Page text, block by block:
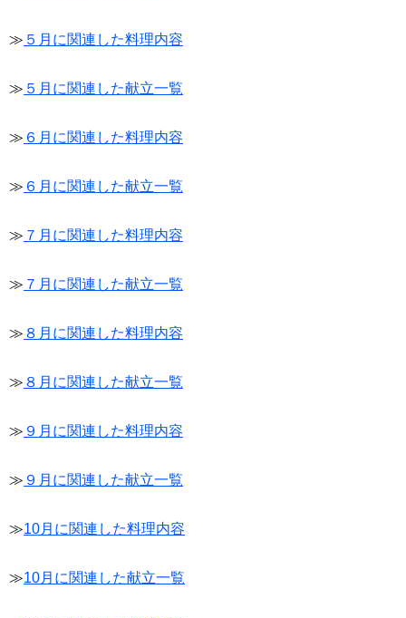
≫ ５月に関連した料理内容
≫ ５月に関連した献立一覧
≫ ６月に関連した料理内容
≫ ６月に関連した献立一覧
≫ ７月に関連した料理内容
≫ ７月に関連した献立一覧
≫ ８月に関連した料理内容
≫ ８月に関連した献立一覧
≫ ９月に関連した料理内容
≫ ９月に関連した献立一覧
≫10月に関連した料理内容
≫10月に関連した献立一覧